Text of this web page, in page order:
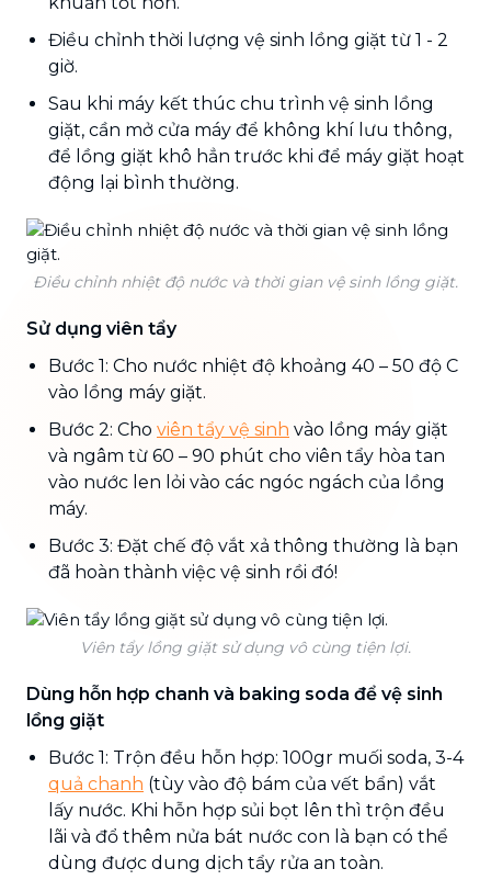
Điều chỉnh thời lượng vệ sinh lồng giặt từ 1 - 2
giờ.
Sau khi máy kết thúc chu trình vệ sinh lồng
giặt, cần mở cửa máy để không khí lưu thông,
để lồng giặt khô hẳn trước khi để máy giặt hoạt
động lại bình thường.
Điều chỉnh nhiệt độ nước và thời gian vệ sinh lồng giặt.
Sử dụng viên tẩy
Bước 1: Cho nước nhiệt độ khoảng 40 – 50 độ C
vào lồng máy giặt.
Bước 2: Cho viên tẩy vệ sinh vào lồng máy giặt
và ngâm từ 60 – 90 phút cho viên tẩy hòa tan
vào nước len lỏi vào các ngóc ngách của lồng
máy.
Bước 3: Đặt chế độ vắt xả thông thường là bạn
đã hoàn thành việc vệ sinh rồi đó!
Viên tẩy lồng giặt sử dụng vô cùng tiện lợi.
Dùng hỗn hợp chanh và baking soda để vệ sinh
lồng giặt
Bước 1: Trộn đều hỗn hợp: 100gr muối soda, 3-4
quả chanh (tùy vào độ bám của vết bẩn) vắt
lấy nước. Khi hỗn hợp sủi bọt lên thì trộn đều
lãi và đổ thêm nửa bát nước con là bạn có thể
dùng được dung dịch tẩy rửa an toàn.